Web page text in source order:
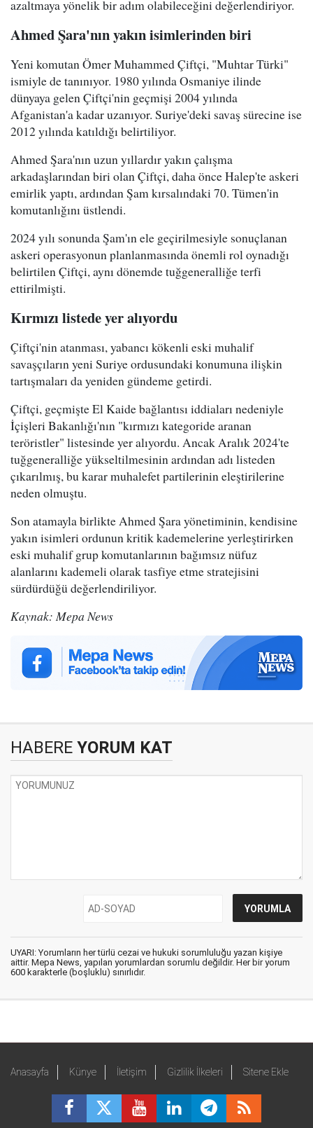
azaltmaya yönelik bir adım olabileceğini değerlendiriyor.
Ahmed Şara'nın yakın isimlerinden biri
Yeni komutan Ömer Muhammed Çiftçi, "Muhtar Türki"
ismiyle de tanınıyor. 1980 yılında Osmaniye ilinde
dünyaya gelen Çiftçi'nin geçmişi 2004 yılında
Afganistan'a kadar uzanıyor. Suriye'deki savaş sürecine ise
2012 yılında katıldığı belirtiliyor.
Ahmed Şara'nın uzun yıllardır yakın çalışma
arkadaşlarından biri olan Çiftçi, daha önce Halep'te askeri
emirlik yaptı, ardından Şam kırsalındaki 70. Tümen'in
komutanlığını üstlendi.
2024 yılı sonunda Şam'ın ele geçirilmesiyle sonuçlanan
askeri operasyonun planlanmasında önemli rol oynadığı
belirtilen Çiftçi, aynı dönemde tuğgeneralliğe terfi
ettirilmişti.
Kırmızı listede yer alıyordu
Çiftçi'nin atanması, yabancı kökenli eski muhalif
savaşçıların yeni Suriye ordusundaki konumuna ilişkin
tartışmaları da yeniden gündeme getirdi.
Çiftçi, geçmişte El Kaide bağlantısı iddiaları nedeniyle
İçişleri Bakanlığı'nın "kırmızı kategoride aranan
teröristler" listesinde yer alıyordu. Ancak Aralık 2024'te
tuğgeneralliğe yükseltilmesinin ardından adı listeden
çıkarılmış, bu karar muhalefet partilerinin eleştirilerine
neden olmuştu.
Son atamayla birlikte Ahmed Şara yönetiminin, kendisine
yakın isimleri ordunun kritik kademelerine yerleştirirken
eski muhalif grup komutanlarının bağımsız nüfuz
alanlarını kademeli olarak tasfiye etme stratejisini
sürdürdüğü değerlendiriliyor.
Kaynak: Mepa News
HABERE YORUM KAT
UYARI: Yorumların her türlü cezai ve hukuki sorumluluğu yazan kişiye
aittir. Mepa News, yapılan yorumlardan sorumlu değildir. Her bir yorum
600 karakterle (boşluklu) sınırlıdır.
Anasayfa Künye İletişim Gizlilik İlkeleri Sitene Ekle